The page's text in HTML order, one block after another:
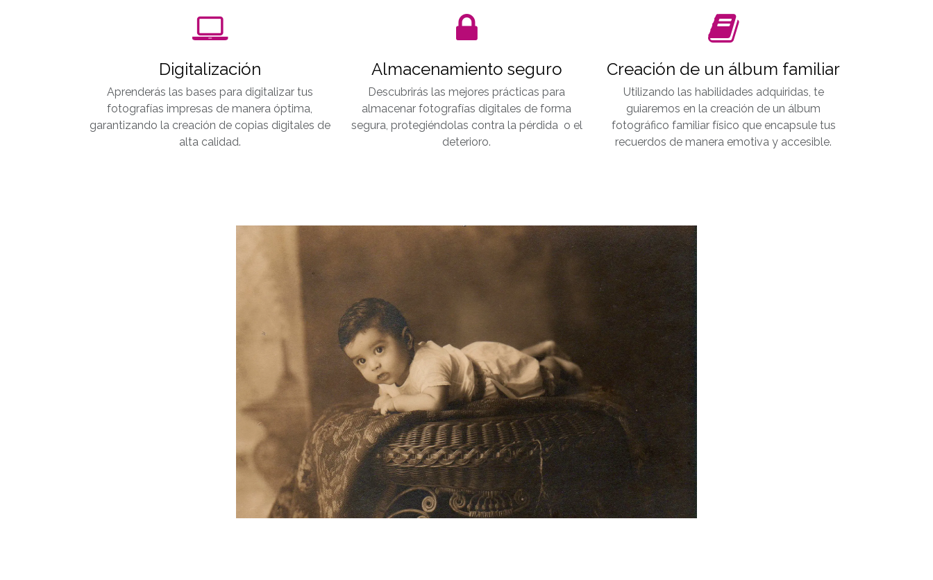
Digitalización
Aprenderás las bases para digitalizar tus
fotografías impresas de manera óptima,
garantizando la creación de copias digitales de
alta calidad.
Almacenamiento seguro
Descubrirás las mejores prácticas para
almacenar fotografías digitales de forma
segura, protegiéndolas contra la pérdida o el
deterioro.
Creación de un álbum familiar
Utilizando las habilidades adquiridas, te
guiaremos en la creación de un álbum
fotográfico familiar físico que encapsule tus
recuerdos de manera emotiva y accesible.